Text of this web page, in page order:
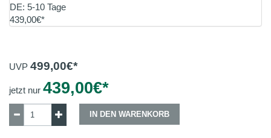
DE: 5-10 Tage
439,00€*
UVP 499,00€*
jetzt nur 439,00€*
IN DEN WARENKORB